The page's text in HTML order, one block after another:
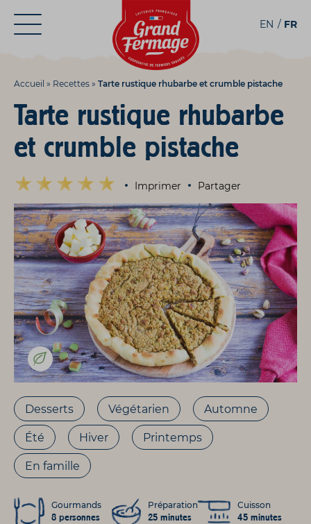
Aller
au
menu
Aller au
contenu
EN FR
Accueil » Recettes » Tarte rustique rhubarbe et crumble pistache
Tarte rustique rhubarbe
et crumble pistache
Imprimer Partager
Desserts Végétarien Automne
Été Hiver Printemps
En famille
Gourmands
8 personnes
Préparation
25 minutes
Cuisson
45 minutes